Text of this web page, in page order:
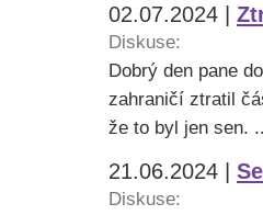
02.07.2024 |
Diskuse:
Dobrý den pane
zahraničí ztratil
že to byl jen sen.
21.06.2024 |
Diskuse: